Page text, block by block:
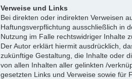
Verweise und Links
Bei direkten oder indirekten Verweisen
Haftungsverpflichtung ausschließlich in
Nutzung im Falle rechtswidriger Inhalte
Der Autor erklärt hiermit ausdrücklich,
zukünftige Gestaltung, die Inhalte oder
von allen Inhalten aller gelinkten /
gesetzten Links und Verweise sowie für